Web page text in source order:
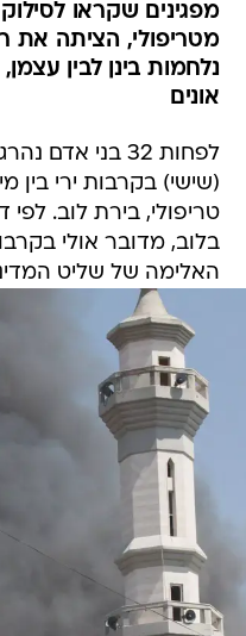
מפגינים שקראו
מטריפולי, הציתה את
נלחמות בינן לבין
אונים
(שישי) בקרבות ירי בין
טריפולי, בירת לוב.
בלוב, מדובר אולי
האלימה של שליט